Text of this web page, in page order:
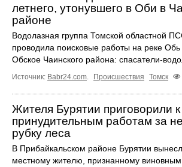
летнего, утонувшего в Оби в
районе
Водолазная группа Томской областной
проводила поисковые работы на реке
Обское Чаинского района: спасатели-
Источник: Babr24.com. Происшествия Томск
Жителя Бурятии приговорили к
принудительным работам за
рубку леса
В Прибайкальском районе Бурятии
местному жителю, признанному виновным